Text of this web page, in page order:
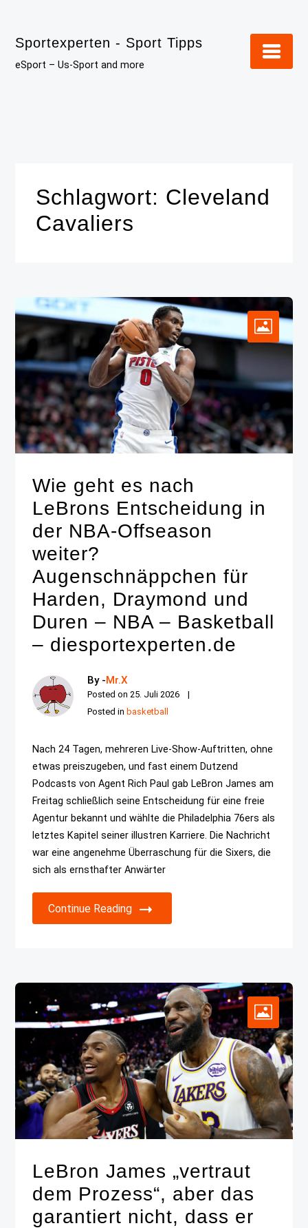
content
Sportexperten - Sport Tipps
eSport – Us-Sport and more
Schlagwort: Cleveland
Cavaliers
Wie geht es nach
LeBrons Entscheidung in
der NBA-Offseason
weiter?
Augenschnäppchen für
Harden, Draymond und
Duren – NBA – Basketball
– diesportexperten.de
By -Mr.X
Posted on25. Juli 2026
Posted in basketball
Nach 24 Tagen, mehreren Live-Show-Auftritten, ohne
etwas preiszugeben, und fast einem Dutzend
Podcasts von Agent Rich Paul gab LeBron James am
Freitag schließlich seine Entscheidung für eine freie
Agentur bekannt und wählte die Philadelphia 76ers als
letztes Kapitel seiner illustren Karriere. Die Nachricht
war eine angenehme Überraschung für die Sixers, die
sich als ernsthafter Anwärter
Continue Reading
LeBron James „vertraut
dem Prozess“, aber das
garantiert nicht, dass er